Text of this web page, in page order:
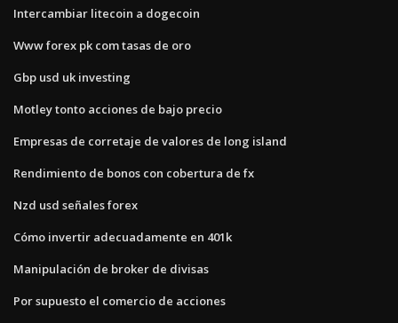
Intercambiar litecoin a dogecoin
Www forex pk com tasas de oro
Gbp usd uk investing
Motley tonto acciones de bajo precio
Empresas de corretaje de valores de long island
Rendimiento de bonos con cobertura de fx
Nzd usd señales forex
Cómo invertir adecuadamente en 401k
Manipulación de broker de divisas
Por supuesto el comercio de acciones